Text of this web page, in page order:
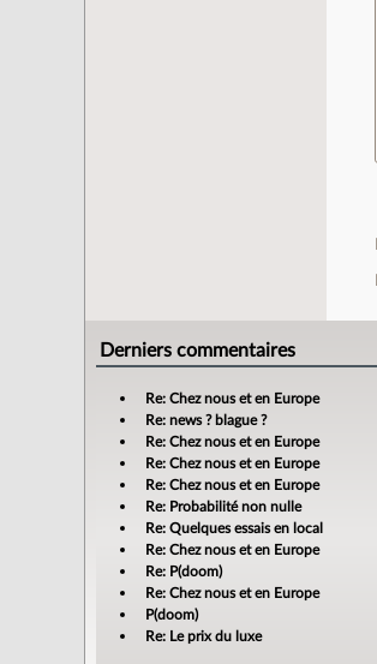
Derniers commentaires
Re: Chez nous et en Europe
Re: news ? blague ?
Re: Chez nous et en Europe
Re: Chez nous et en Europe
Re: Chez nous et en Europe
Re: Probabilité non nulle
Re: Quelques essais en local
Re: Chez nous et en Europe
Re: P(doom)
Re: Chez nous et en Europe
P(doom)
Re: Le prix du luxe